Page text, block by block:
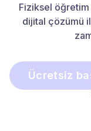
Fiziksel öğretim
dijital çözümü
Ücretsiz